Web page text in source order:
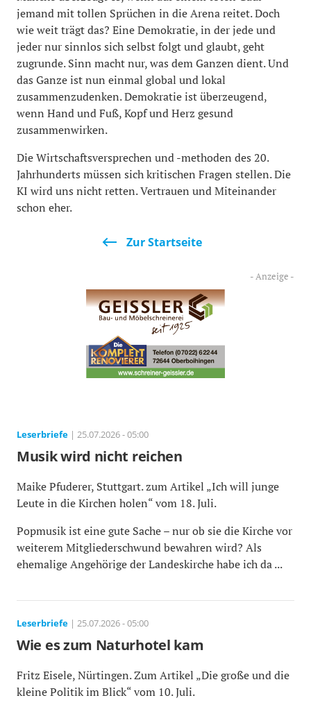
jemand mit tollen Sprüchen in die Arena reitet. Doch
wie weit trägt das? Eine Demokratie, in der jede und
jeder nur sinnlos sich selbst folgt und glaubt, geht
zugrunde. Sinn macht nur, was dem Ganzen dient. Und
das Ganze ist nun einmal global und lokal
zusammenzudenken. Demokratie ist überzeugend,
wenn Hand und Fuß, Kopf und Herz gesund
zusammenwirken.
Die Wirtschaftsversprechen und -methoden des 20.
Jahrhunderts müssen sich kritischen Fragen stellen. Die
KI wird uns nicht retten. Vertrauen und Miteinander
schon eher.
Zur Startseite
Leserbriefe | 25.07.2026 - 05:00
Musik wird nicht reichen
Maike Pfuderer, Stuttgart. zum Artikel „Ich will junge
Leute in die Kirchen holen“ vom 18. Juli.
Popmusik ist eine gute Sache – nur ob sie die Kirche vor
weiterem Mitgliederschwund bewahren wird? Als
ehemalige Angehörige der Landeskirche habe ich da ...
Leserbriefe | 25.07.2026 - 05:00
Wie es zum Naturhotel kam
Fritz Eisele, Nürtingen. Zum Artikel „Die große und die
kleine Politik im Blick“ vom 10. Juli.